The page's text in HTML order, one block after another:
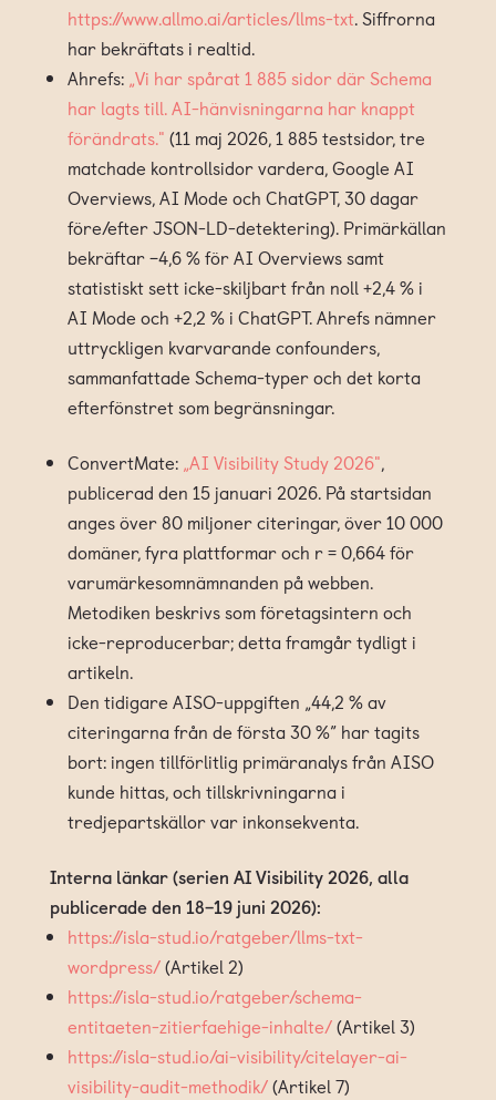
https://www.allmo.ai/articles/llms-txt. Siffrorna
har bekräftats i realtid.
Ahrefs: „Vi har spårat 1 885 sidor där Schema
har lagts till. AI-hänvisningarna har knappt
förändrats." (11 maj 2026, 1 885 testsidor, tre
matchade kontrollsidor vardera, Google AI
Overviews, AI Mode och ChatGPT, 30 dagar
före/efter JSON-LD-detektering). Primärkällan
bekräftar −4,6 % för AI Overviews samt
statistiskt sett icke-skiljbart från noll +2,4 % i
AI Mode och +2,2 % i ChatGPT. Ahrefs nämner
uttryckligen kvarvarande confounders,
sammanfattade Schema-typer och det korta
efterfönstret som begränsningar.
ConvertMate: „AI Visibility Study 2026",
publicerad den 15 januari 2026. På startsidan
anges över 80 miljoner citeringar, över 10 000
domäner, fyra plattformar och r = 0,664 för
varumärkesomnämnanden på webben.
Metodiken beskrivs som företagsintern och
icke-reproducerbar; detta framgår tydligt i
artikeln.
Den tidigare AISO-uppgiften „44,2 % av
citeringarna från de första 30 %” har tagits
bort: ingen tillförlitlig primäranalys från AISO
kunde hittas, och tillskrivningarna i
tredjepartskällor var inkonsekventa.
Interna länkar (serien AI Visibility 2026, alla
publicerade den 18–19 juni 2026):
https://isla-stud.io/ratgeber/llms-txt-
wordpress/(Artikel 2)
https://isla-stud.io/ratgeber/schema-
entitaeten-zitierfaehige-inhalte/(Artikel 3)
https://isla-stud.io/ai-visibility/citelayer-ai-
visibility-audit-methodik/(Artikel 7)